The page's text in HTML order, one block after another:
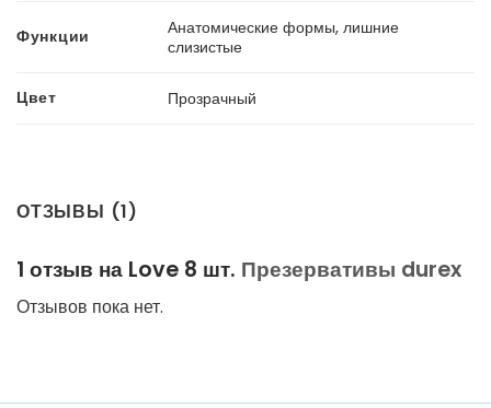
Функции
Анатомические формы, лишние
слизистые
Цвет Прозрачный
ОТЗЫВЫ (1)
1 отзыв на Love 8 шт. Презервативы durex
Отзывов пока нет.